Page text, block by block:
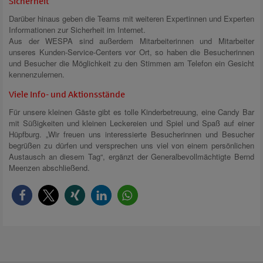
Darüber hinaus geben die Teams mit weiteren Expertinnen und Experten
Informationen zur Sicherheit im Internet.
Aus der WESPA sind außerdem Mitarbeiterinnen und Mitarbeiter
unseres Kunden-Service-Centers vor Ort, so haben die Besucherinnen
und Besucher die Möglichkeit zu den Stimmen am Telefon ein Gesicht
kennenzulernen.
Viele Info- und Aktionsstände
Für unsere kleinen Gäste gibt es tolle Kinderbetreuung, eine Candy Bar
mit Süßigkeiten und kleinen Leckereien und Spiel und Spaß auf einer
Hüpfburg. „Wir freuen uns interessierte Besucherinnen und Besucher
begrüßen zu dürfen und versprechen uns viel von einem persönlichen
Austausch an diesem Tag“, ergänzt der Generalbevollmächtigte Bernd
Meenzen abschließend.